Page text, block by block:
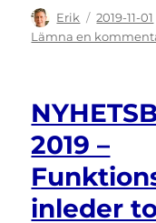
Författare
Erik
Publicerat
den
2019-11-01
Lämna en
2019 –
inleder